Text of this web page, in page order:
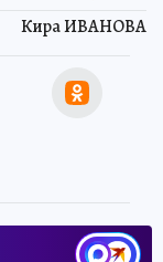
Кира ИВАНОВА